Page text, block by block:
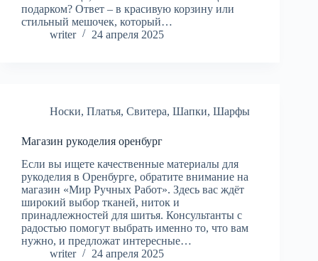
подарком? Ответ – в красивую корзину или
стильный мешочек, который…
writer
24 апреля 2025
Носки, Платья, Свитера, Шапки, Шарфы
Магазин рукоделия оренбург
Если вы ищете качественные материалы для
рукоделия в Оренбурге, обратите внимание на
магазин «Мир Ручных Работ». Здесь вас ждёт
широкий выбор тканей, ниток и
принадлежностей для шитья. Консультанты с
радостью помогут выбрать именно то, что вам
нужно, и предложат интересные…
writer
24 апреля 2025